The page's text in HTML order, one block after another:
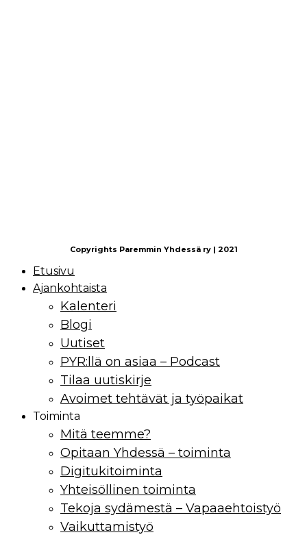
Copyrights Paremmin Yhdessä ry | 2021
Etusivu
Ajankohtaista
Kalenteri
Blogi
Uutiset
PYR:llä on asiaa – Podcast
Tilaa uutiskirje
Avoimet tehtävät ja työpaikat
Toiminta
Mitä teemme?
Opitaan Yhdessä – toiminta
Digitukitoiminta
Yhteisöllinen toiminta
Tekoja sydämestä – Vapaaehtoistyö
Vaikuttamistyö